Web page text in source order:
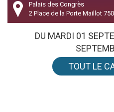
Palais des Congrès
2 Place de la Porte Maillot
Mardi : 09h00 - 18h00
Mercredi : 09h00 - 18h00
DU MARDI 01
TOUT LE